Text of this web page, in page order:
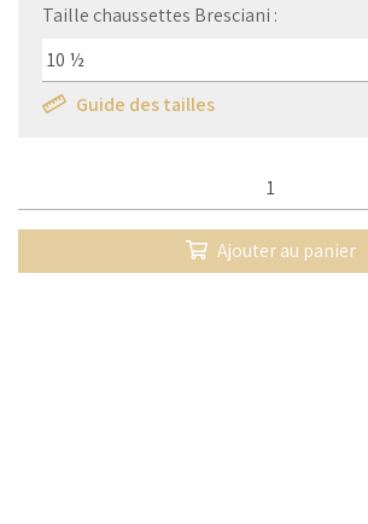
Taille chaussettes Bresciani :
Guide des tailles
Ajouter au panier